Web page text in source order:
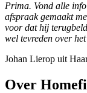
Prima. Vond alle
afspraak gemaakt
voor dat hij
wel tevreden over
Johan Lierop uit
Over